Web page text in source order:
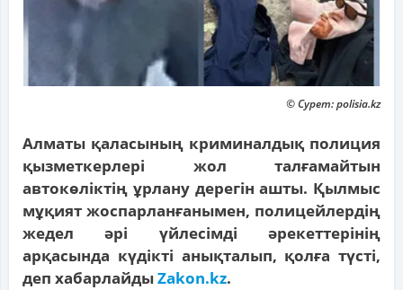
© Сурет: polisia.kz
Алматы қаласының криминалдық полиция
қызметкерлері жол талғамайтын
автокөліктің ұрлану дерегін ашты. Қылмыс
мұқият жоспарланғанымен, полицейлердің
жедел әрі үйлесімді әрекеттерінің
арқасында күдікті анықталып, қолға түсті,
деп хабарлайдыZakon.kz.